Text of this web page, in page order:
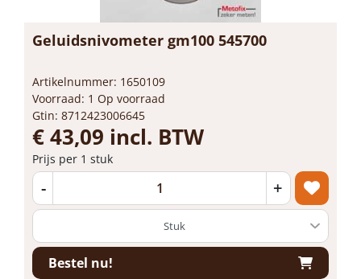
Geluidsnivometer gm100 545700
Artikelnummer: 1650109
Voorraad: 1 Op voorraad
Gtin: 8712423006645
€ 43,09 incl. BTW
Prijs per 1 stuk
- +
Bestel nu!